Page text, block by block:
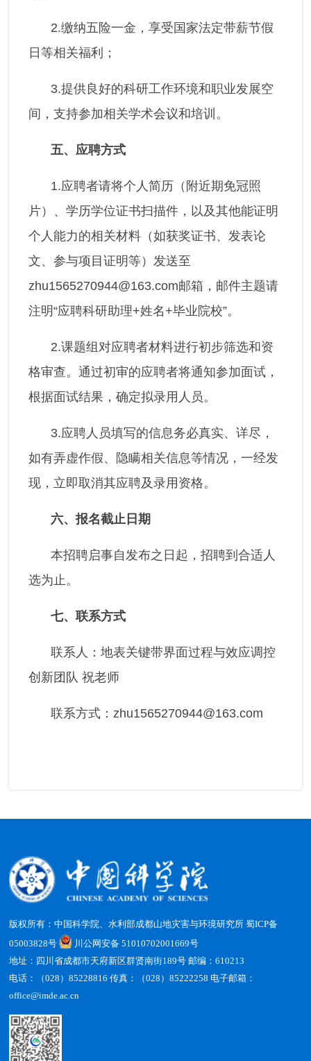
2.缴纳五险一金，享受国家法定带薪节假
日等相关福利；
3.提供良好的科研工作环境和职业发展空
间，支持参加相关学术会议和培训。
五、应聘方式
1.应聘者请将个人简历（附近期免冠照
片）、学历学位证书扫描件，以及其他能证明
个人能力的相关材料（如获奖证书、发表论
文、参与项目证明等）发送至
zhu1565270944@163.com邮箱，邮件主题请
注明“应聘科研助理+姓名+毕业院校”。
2.课题组对应聘者材料进行初步筛选和资
格审查。通过初审的应聘者将通知参加面试，
根据面试结果，确定拟录用人员。
3.应聘人员填写的信息务必真实、详尽，
如有弄虚作假、隐瞒相关信息等情况，一经发
现，立即取消其应聘及录用资格。
六、报名截止日期
本招聘启事自发布之日起，招聘到合适人
选为止。
七、联系方式
联系人：地表关键带界面过程与效应调控
创新团队 祝老师
联系方式：zhu1565270944@163.com
版权所有：中国科学院、水利部成都山地灾害与环境研究所蜀ICP备
05003828号
川公网安备 51010702001669号
地址：四川省成都市天府新区群贤南街189号 邮编：610213
电话：（028）85228816 传真：（028）85222258 电子邮箱：
office@imde.ac.cn